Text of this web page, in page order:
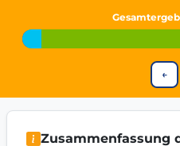
We builtCheck Some Votes
Join
Volunteer:Contribute your
Support democracy:Help
←
Zusammenfassung